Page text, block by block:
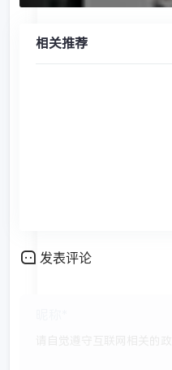
相关推荐
发表评论